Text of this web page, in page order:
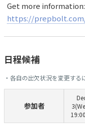
Get more information:
https://
日程候補
・各自の出欠状況を変更する
参加者